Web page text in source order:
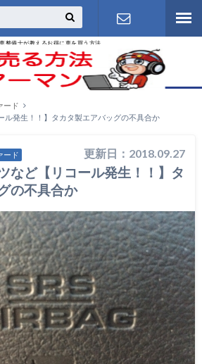
整備士が教えるお得に車を買う方法
お問い合わ
せ
ード
ル発生！！】タカタ製エアバッグの不具合か
ード 更新日：2018.09.27
など【リコール発生！！】タ
の不具合か